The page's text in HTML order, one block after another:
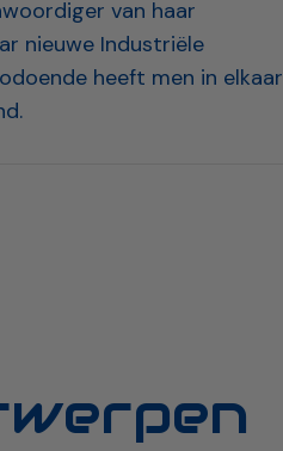
van haar
nieuwe Industriële
heeft men in elkaar